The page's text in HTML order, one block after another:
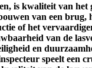
is kwaliteit van het
van een brug,
of het
van de
en
speelt een